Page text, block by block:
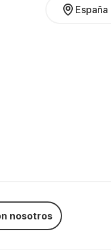
España
nosotros